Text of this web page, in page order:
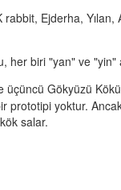
Ejderha,
her biri "yan" ve "yin"
Gökyüzü
prototipi yoktur.
salar.